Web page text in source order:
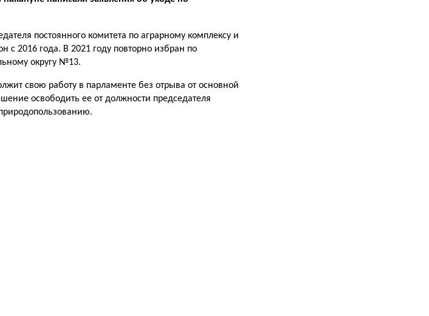
постоянного комитета по аграрному комплексу и
с 2016 года. В 2021 году повторно избран по
округу №13.
свою работу в парламенте без отрыва от основной
освободить ее от должности председателя